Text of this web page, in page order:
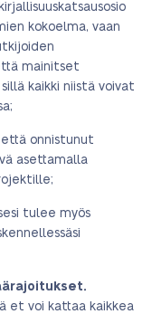
kokoelma, vaan
mainitset
kaikki niistä voivat
että onnistunut
asettamalla
tulee myös
et voi kattaa kaikkea